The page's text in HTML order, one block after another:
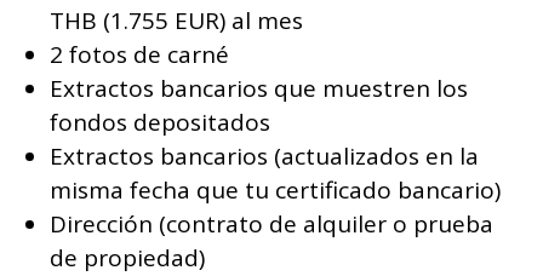
THB (1.755 EUR) al mes
2 fotos de carné
Extractos bancarios que muestren los
fondos depositados
Extractos bancarios (actualizados en la
misma fecha que tu certificado bancario)
Dirección (contrato de alquiler o prueba
de propiedad)